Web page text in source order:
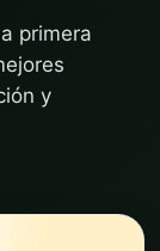
primera
y